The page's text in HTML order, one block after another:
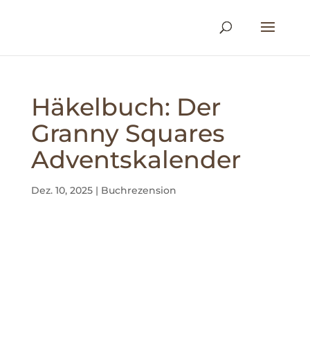
Häkelbuch: Der
Granny Squares
Adventskalender
Dez. 10, 2025| Buchrezension